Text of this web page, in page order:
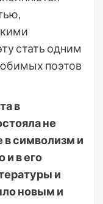
стать одним
поэтов
в
не
в символизм и
и в его
и
новым и